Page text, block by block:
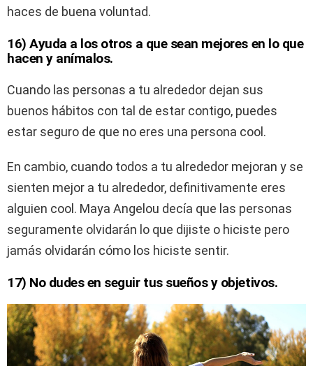
haces de buena voluntad.
16) Ayuda a los otros a que sean mejores en lo que
hacen y anímalos.
Cuando las personas a tu alrededor dejan sus
buenos hábitos con tal de estar contigo, puedes
estar seguro de que no eres una persona cool.
En cambio, cuando todos a tu alrededor mejoran y se
sienten mejor a tu alrededor, definitivamente eres
alguien cool. Maya Angelou decía que las personas
seguramente olvidarán lo que dijiste o hiciste pero
jamás olvidarán cómo los hiciste sentir.
17) No dudes en seguir tus sueños y objetivos.